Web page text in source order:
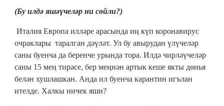
(Бу илдә яшәүчеләр ни сөйли?)
Италия Европа илләре арасында иң күп коронавирус
очраклары таралган дәүләт. Ул бу авырудан үлүчеләр
саны буенча да беренче урында тора. Илдә чирләүчеләр
саны 15 мең тирәсе, бер меңнән артык кеше якты дөнья
белән хушлашкан. Анда ил буенча карантин игълан
ителде. Халкы ничек яши?